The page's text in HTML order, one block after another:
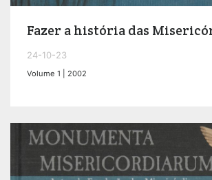
Fazer a história das
24-10-23
Volume 1 | 2002